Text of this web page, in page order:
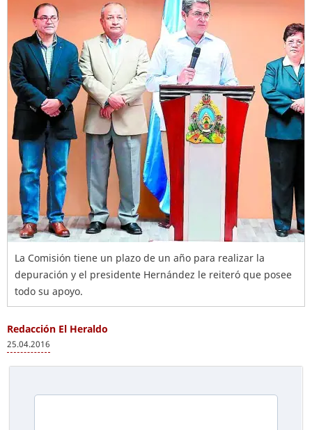
La Comisión tiene un plazo de un año para realizar la
depuración y el presidente Hernández le reiteró que posee
todo su apoyo.
Redacción El Heraldo
25.04.2016